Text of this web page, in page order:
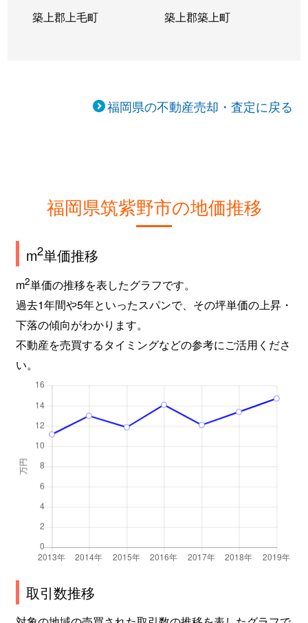
築上郡上毛町 築上郡築上町
福岡県の不動産売却・査定に戻る
福岡県筑紫野市の地価推移
m2単価推移
m2単価の推移を表したグラフです。
過去1年間や5年といったスパンで、その坪単価の上昇・
下落の傾向がわかります。
不動産を売買するタイミングなどの参考にご活用くださ
い。
取引数推移